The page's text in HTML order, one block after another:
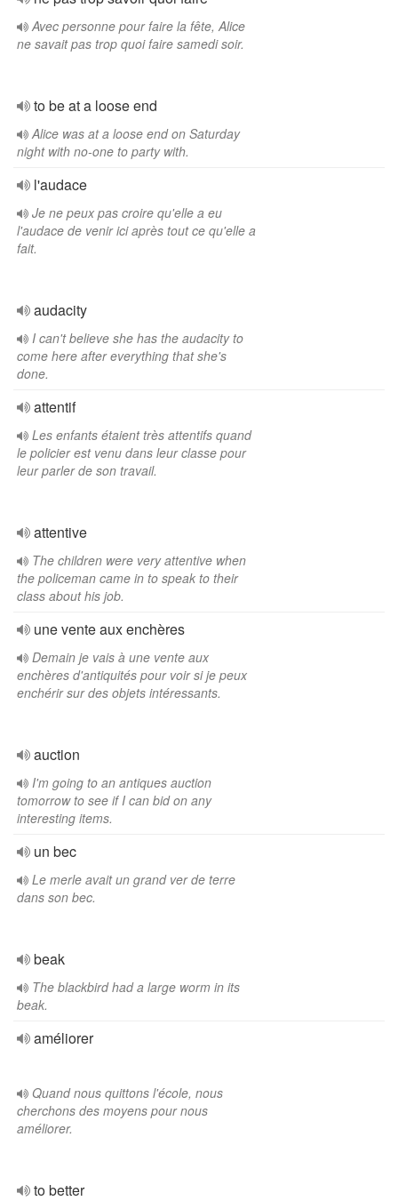
Avec personne pour faire la fête, Alice
ne savait pas trop quoi faire samedi soir.
to be at a loose end
Alice was at a loose end on Saturday
night with no-one to party with.
l'audace
Je ne peux pas croire qu'elle a eu
l'audace de venir ici après tout ce qu'elle a
fait.
audacity
I can't believe she has the audacity to
come here after everything that she's
done.
attentif
Les enfants étaient très attentifs quand
le policier est venu dans leur classe pour
leur parler de son travail.
attentive
The children were very attentive when
the policeman came in to speak to their
class about his job.
une vente aux enchères
Demain je vais à une vente aux
enchères d'antiquités pour voir si je peux
enchérir sur des objets intéressants.
auction
I'm going to an antiques auction
tomorrow to see if I can bid on any
interesting items.
un bec
Le merle avait un grand ver de terre
dans son bec.
beak
The blackbird had a large worm in its
beak.
améliorer
Quand nous quittons l'école, nous
cherchons des moyens pour nous
améliorer.
to better